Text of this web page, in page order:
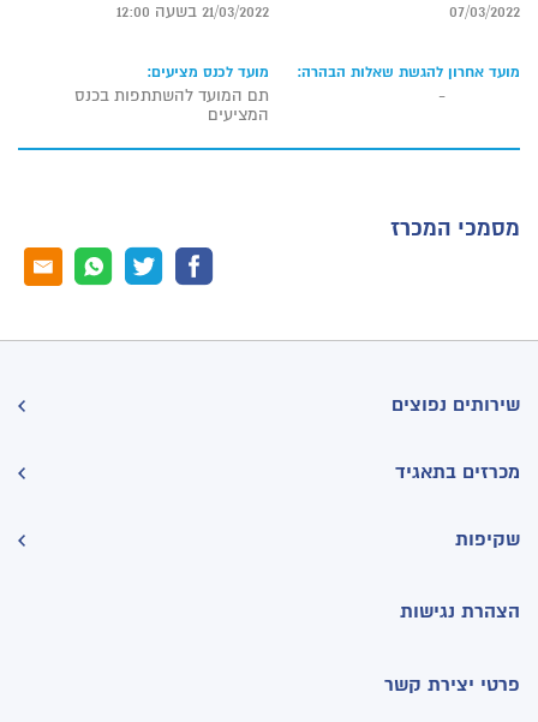
07/03/2022 21/03/2022 בשעה 12:00
מועד אחרון להגשת שאלות הבהרה:
-
מועד לכנס מציעים:
תם המועד להשתתפות בכנס
המציעים
מסמכי המכרז
שירותים נפוצים
מכרזים בתאגיד
שקיפות
הצהרת נגישות
פרטי יצירת קשר